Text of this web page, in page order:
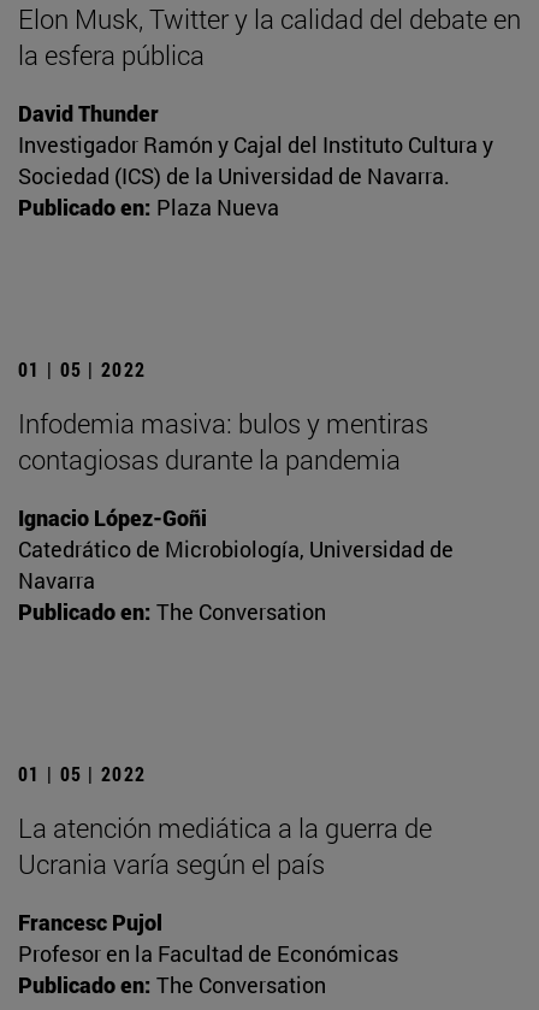
Elon Musk, Twitter y la calidad del debate en
la esfera pública
David Thunder
Investigador Ramón y Cajal del Instituto Cultura y
Sociedad (ICS) de la Universidad de Navarra.
Publicado en: Plaza Nueva
01 | 05 | 2022
Infodemia masiva: bulos y mentiras
contagiosas durante la pandemia
Ignacio López-Goñi
Catedrático de Microbiología, Universidad de
Navarra
Publicado en: The Conversation
01 | 05 | 2022
La atención mediática a la guerra de
Ucrania varía según el país
Francesc Pujol
Profesor en la Facultad de Económicas
Publicado en: The Conversation